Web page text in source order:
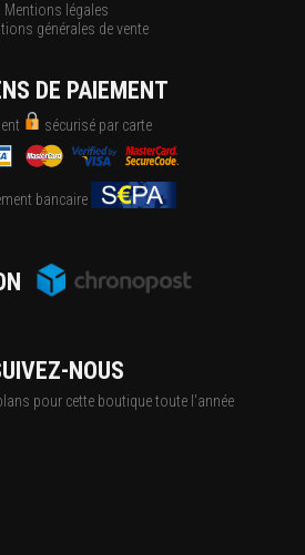
Mentions légales
générales de vente
DE PAIEMENT
sécurisé par carte
bancaire
NOUS
pour cette boutique toute l'année